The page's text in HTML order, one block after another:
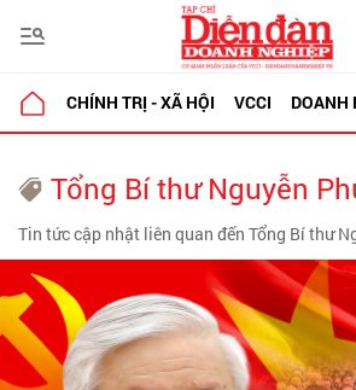
CHÍNH TRỊ - XÃ HỘI VCCI DOANH
Tổng Bí thư Nguyễn
Tin tức cập nhật liên quan đến Tổng Bí thư